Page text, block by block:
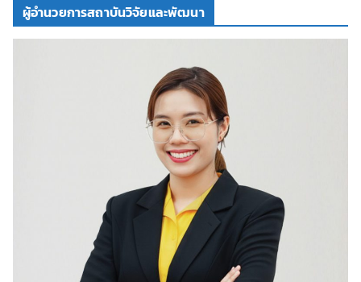
ผู้อำนวยการสถาบันวิจัยและพัฒนา